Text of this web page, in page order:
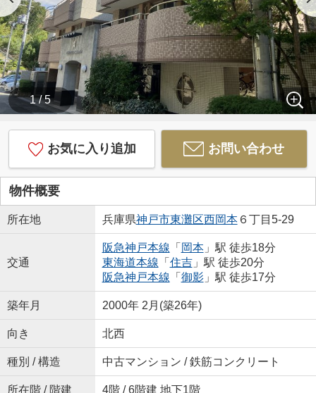
1 / 5
お気に入り追加 お問い合わせ
物件概要
所在地 兵庫県神戸市東灘区西岡本６丁目5-29
交通
阪急神戸本線 「 岡本」駅 徒歩18分
東海道本線 「 住吉」駅 徒歩20分
阪急神戸本線 「 御影」駅 徒歩17分
築年月 2000年 2月(築26年)
向き 北西
種別 / 構造 中古マンション / 鉄筋コンクリート
所在階 / 階建 4階 / 6階建 地下1階